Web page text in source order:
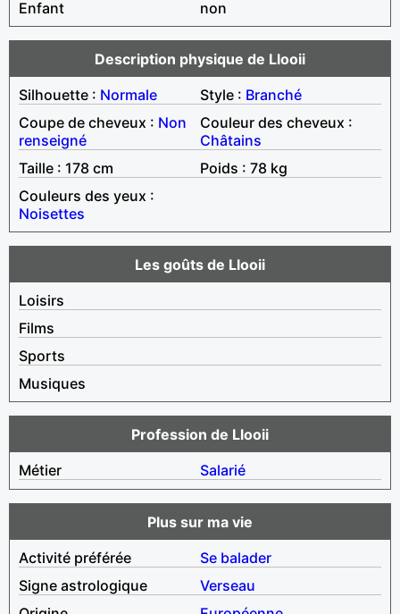
Enfant
non
Description physique de Llooii
Silhouette : Normale Style : Branché
Coupe de cheveux : Non
renseigné
Couleur des cheveux :
Châtains
Taille : 178 cm
Poids : 78 kg
Couleurs des yeux :
Noisettes
Les goûts de Llooii
Loisirs
Films
Sports
Musiques
Profession de Llooii
Métier
Salarié
Plus sur ma vie
Activité préférée
Se balader
Signe astrologique
Verseau